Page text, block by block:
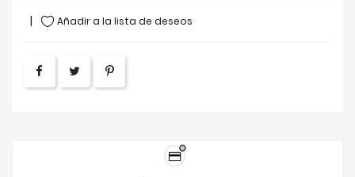
Añadir a la lista de deseos